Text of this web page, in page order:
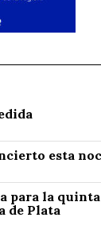
esta
para la
de Plata